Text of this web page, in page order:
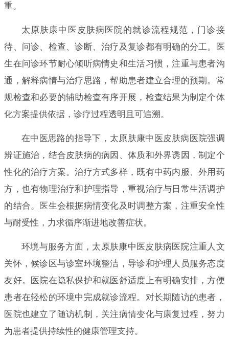
重。
太原肤康中医皮肤病医院的就诊流程规范，门诊接
待、问诊、检查、诊断、治疗及复诊都有明确的分工。医
生在问诊环节耐心倾听病情史和生活习惯，注重与患者沟
通，解释病情与治疗思路，帮助患者建立合理的预期。常
规检查和必要的辅助检查有序开展，检查结果为制定个体
化方案提供依据，诊疗过程透明且可追溯。
在中医思路的指导下，太原肤康中医皮肤病医院强调
辨证施治，结合皮肤病的病因、体质和外界诱因，制定个
性化的治疗方案。治疗方式多样，既有中药内服、外用药
方，也有物理治疗和护理指导，重视治疗与日常生活调护
的结合。医生会根据病情变化及时调整方案，注重安全性
与耐受性，力求循序渐进地改善症状。
环境与服务方面，太原肤康中医皮肤病医院注重人文
关怀，候诊区与诊室环境整洁，导诊和护理人员服务态度
友好。医院在隐私保护和就医舒适度上有明确安排，方便
患者在轻松的环境中完成就诊流程。对长期随访的患者，
医院也建立了随访机制，关注病情变化与康复过程，努力
为患者提供持续性的健康管理支持。